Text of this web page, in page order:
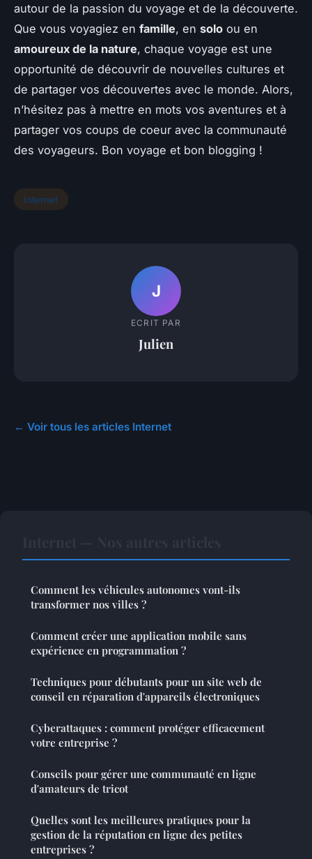
autour de la passion du voyage et de la découverte.
Que vous voyagiez en famille, en solo ou en
amoureux de la nature, chaque voyage est une
opportunité de découvrir de nouvelles cultures et
de partager vos découvertes avec le monde. Alors,
n’hésitez pas à mettre en mots vos aventures et à
partager vos coups de coeur avec la communauté
des voyageurs. Bon voyage et bon blogging !
Internet
J
ECRIT PAR
Julien
← Voir tous les articles Internet
Comment les véhicules autonomes vont-ils
transformer nos villes ?
Comment créer une application mobile sans
expérience en programmation ?
Techniques pour débutants pour un site web de
conseil en réparation d'appareils électroniques
Cyberattaques : comment protéger efficacement
votre entreprise ?
Conseils pour gérer une communauté en ligne
d'amateurs de tricot
Quelles sont les meilleures pratiques pour la
gestion de la réputation en ligne des petites
entreprises ?